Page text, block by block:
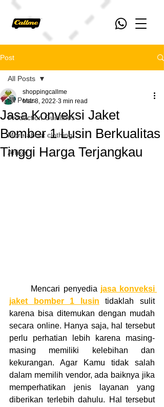
Post
All Posts
Production Guidlines
More about clothing
Artikel
All Posts
Jasa Konveksi Jaket
Bomber 1 Lusin Berkualitas
Tinggi Harga Terjangkau
shoppingcallme
Mar 8, 2022 3 min read
	Mencari penyedia
jasa konveksi
jaket bomber 1 lusin tidaklah sulit
karena bisa ditemukan dengan mudah
secara online. Hanya saja, hal tersebut
perlu perhatian lebih karena masing-
masing memiliki kelebihan dan
kekurangan. Agar Kamu tidak salah
dalam memilih vendor, ada baiknya jika
memperhatikan jenis layanan yang
diberikan terlebih dahulu. Hal tersebut